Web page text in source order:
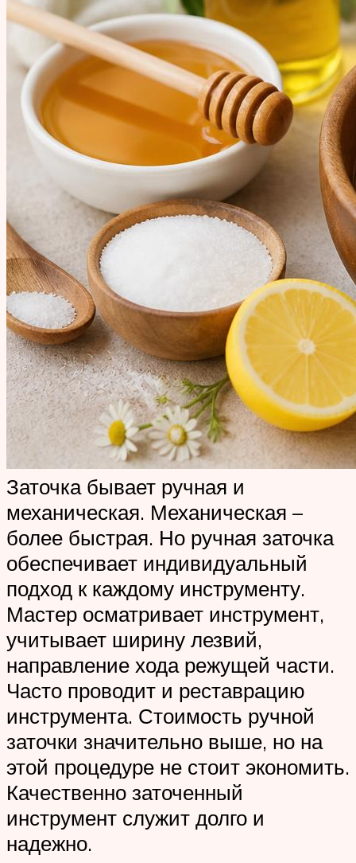
Заточка бывает ручная и
механическая. Механическая –
более быстрая. Но ручная заточка
обеспечивает индивидуальный
подход к каждому инструменту.
Мастер осматривает инструмент,
учитывает ширину лезвий,
направление хода режущей части.
Часто проводит и реставрацию
инструмента. Стоимость ручной
заточки значительно выше, но на
этой процедуре не стоит экономить.
Качественно заточенный
инструмент служит долго и
надежно.